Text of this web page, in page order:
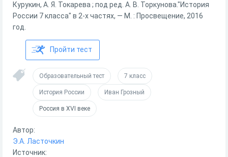
Курукин, А. Я. Токарева ; под ред. А. В. Торкунова."История
России 7 класса" в 2-х частях, — М. : Просвещение, 2016
год.
Пройти тест
Образовательный тест 7 класс
История России Иван Грозный
Россия в XVI веке
Автор:
Э.А. Ласточкин
Источник: